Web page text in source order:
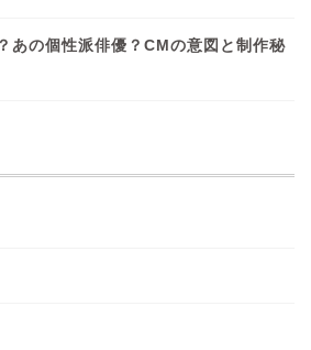
あの個性派俳優？CMの意図と制作秘